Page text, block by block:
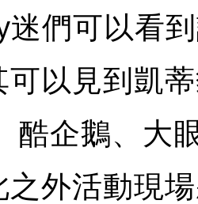
迷們可以看
可以見到凱
酷企鵝、大
之外活動現